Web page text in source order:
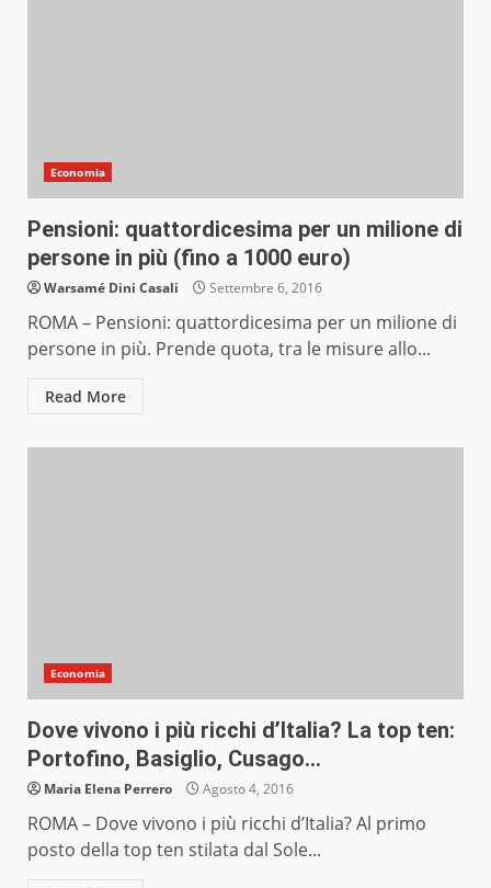
Economia
Pensioni: quattordicesima per un milione di
persone in più (fino a 1000 euro)
Warsamé Dini Casali Settembre 6, 2016
ROMA – Pensioni: quattordicesima per un milione di
persone in più. Prende quota, tra le misure allo...
Read More
Economia
Dove vivono i più ricchi d’Italia? La top ten:
Portofino, Basiglio, Cusago…
Maria Elena Perrero Agosto 4, 2016
ROMA – Dove vivono i più ricchi d’Italia? Al primo
posto della top ten stilata dal Sole...